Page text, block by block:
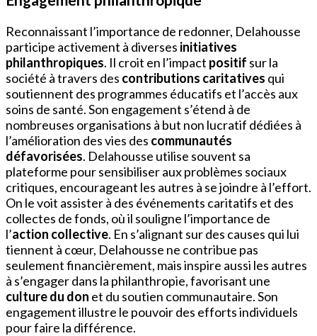
Reconnaissant l’importance de redonner, Delahousse
participe activement à diverses initiatives
philanthropiques. Il croit en l’impact positif sur la
société à travers des contributions caritatives qui
soutiennent des programmes éducatifs et l’accès aux
soins de santé. Son engagement s’étend à de
nombreuses organisations à but non lucratif dédiées à
l’amélioration des vies des communautés
défavorisées. Delahousse utilise souvent sa
plateforme pour sensibiliser aux problèmes sociaux
critiques, encourageant les autres à se joindre à l’effort.
On le voit assister à des événements caritatifs et des
collectes de fonds, où il souligne l’importance de
l’action collective. En s’alignant sur des causes qui lui
tiennent à cœur, Delahousse ne contribue pas
seulement financièrement, mais inspire aussi les autres
à s’engager dans la philanthropie, favorisant une
culture du don et du soutien communautaire. Son
engagement illustre le pouvoir des efforts individuels
pour faire la différence.